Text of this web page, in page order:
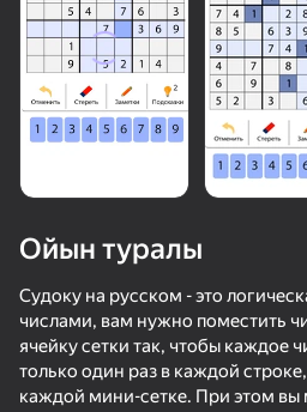
Bullet Run!
Слова из букв - Кроссворды
Ойын туралы
Судоку на русском - это
числами, вам нужно поместить
ячейку сетки так, чтобы каждое
только один раз в каждой
каждой мини-сетке. При этом вы